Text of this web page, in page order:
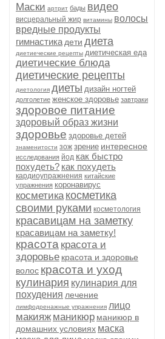
Маски артрит бады видео
висцеральный жир витамины волосы
вредные продукты
гимнастика дети диета
диетиеческие рецепты диетическая еда
диетические блюда
диетические рецепты
диетология диеты дизайн ногтей
долголетие женское здоровье завтраки
здоровое питание
здоровый образ жизни
здоровье здоровье детей
знаменитости зож зрение интересное
исследования йод как быстро
похудеть? как похудеть
кардиоупражнения китайские
упражнения коронавирус
косметика косметика
своими руками косметология
красавицам на заметку
красавицам на заметку!
красота красота и
здоровье красота и здоровье
волос красота и уход
кулинария кулинария для
похудения лечение
лимфодренажные упражнения лицо
макияж маникюр маникюр в
домашних условиях маска